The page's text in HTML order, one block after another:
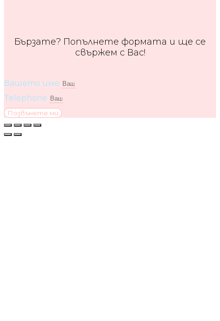
Бързате? Попълнете формата и ще се
свържем с Вас!
Вашето име
Telephone
Позвънете ми